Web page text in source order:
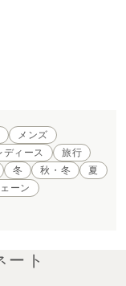
メンズ
ディース
旅行
冬 秋・冬
夏
ーン
ート